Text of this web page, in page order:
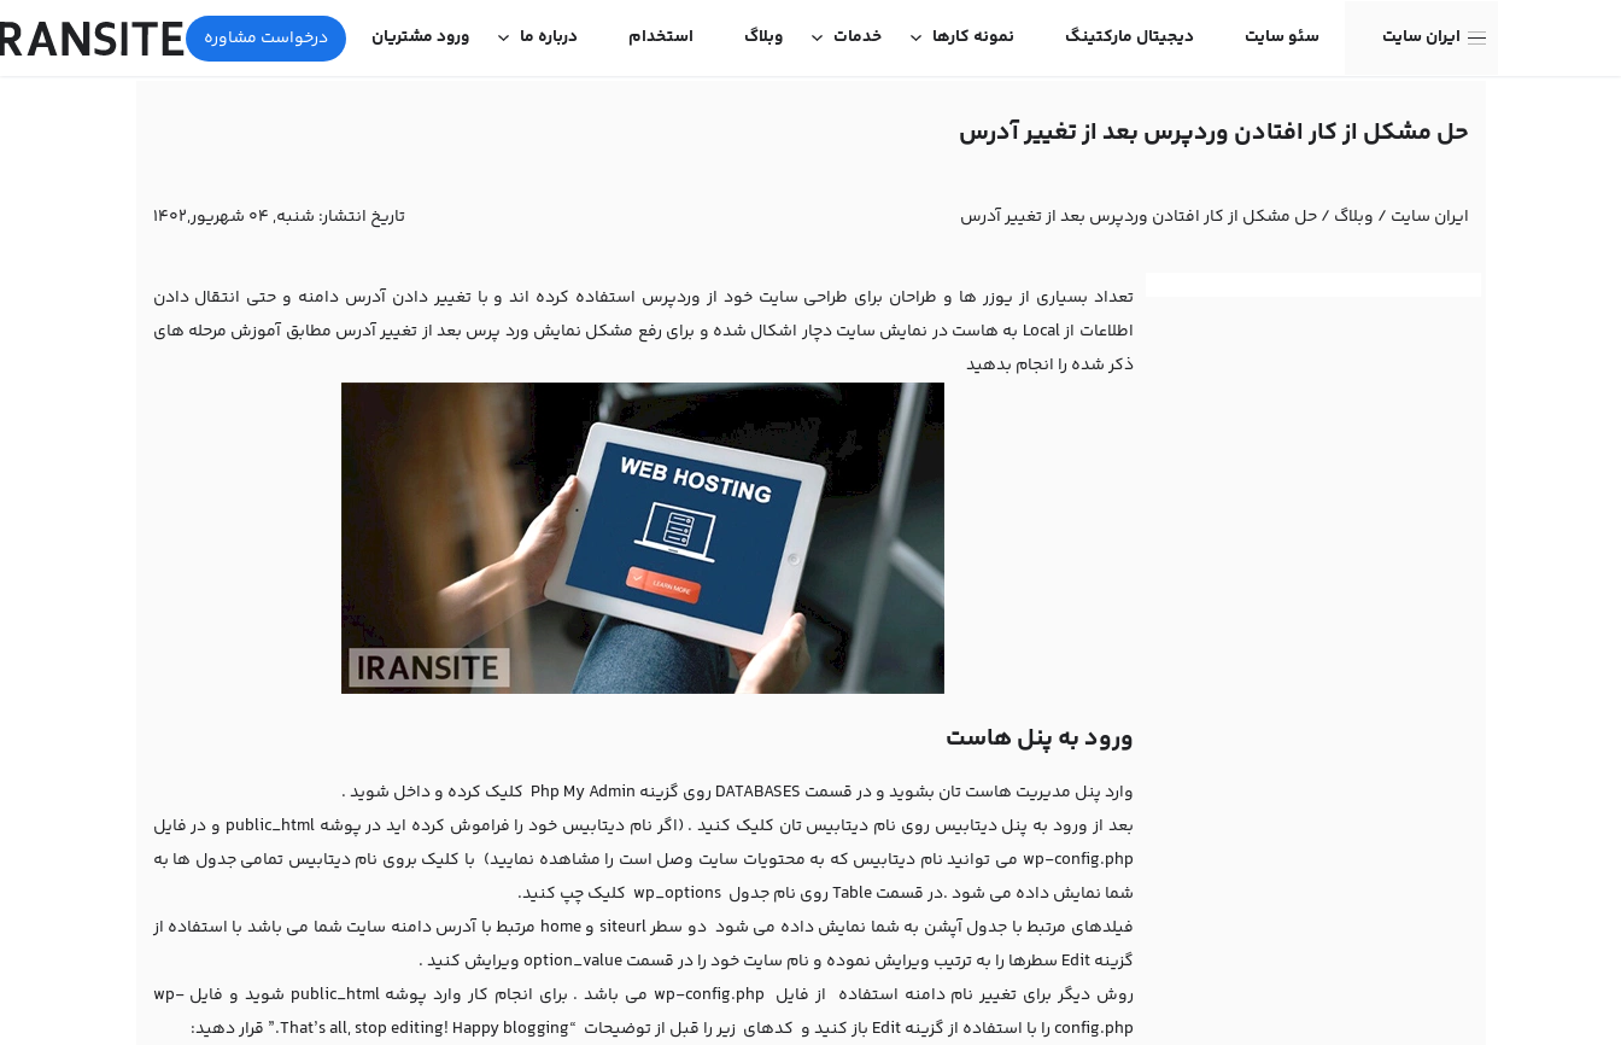
ایران سایت سئو سایت دیجیتال مارکتینگ نمونه کارها خدمات وبلاگ استخدام درباره ما ورود مشتریان درخواست مشاوره
حل مشکل از کار افتادن وردپرس بعد از تغییر آدرس
ایران سایت / وبلاگ /حل مشکل از کار افتادن وردپرس بعد از تغییر آدرس تاریخ انتشار: شنبه, 04 شهریور,1402
تعداد بسیاری از یوزر ها و طراحان برای طراحی سایت خود از وردپرس استفاده کرده اند و با تغییر دادن آدرس دامنه و حتی انتقال دادن
اطلاعات از Local به هاست در نمایش سایت دچار اشکال شده و برای رفع مشکل نمایش ورد پرس بعد از تغییر آدرس مطابق آموزش مرحله های
ذکر شده را انجام بدهید
ورود به پنل هاست
وارد پنل مدیریت هاست تان بشوید و در قسمت DATABASES روی گزینه Php My Admin کلیک کرده و داخل شوید .
بعد از ورود به پنل دیتابیس روی نام دیتابیس تان کلیک کنید . (اگر نام دیتابیس خود را فراموش کرده اید در پوشه public_html و در فایل
wp-config.php می توانید نام دیتابیس که به محتویات سایت وصل است را مشاهده نمایید) با کلیک بروی نام دیتابیس تمامی جدول ها به
شما نمایش داده می شود .در قسمت Table روی نام جدول wp_options کلیک چپ کنید.
فیلدهای مرتبط با جدول آپشن به شما نمایش داده می شود دو سطر siteurl و home مرتبط با آدرس دامنه سایت شما می باشد با استفاده از
گزینه Edit سطرها را به ترتیب ویرایش نموده و نام سایت خود را در قسمت option_value ویرایش کنید .
روش دیگر برای تغییر نام دامنه استفاده از فایل wp-config.php می باشد . برای انجام کار وارد پوشه public_html شوید و فایل wp-
config.php را با استفاده از گزینه Edit باز کنید و کدهای زیر را قبل از توضیحات “That’s all, stop editing! Happy blogging.” قرار دهید: